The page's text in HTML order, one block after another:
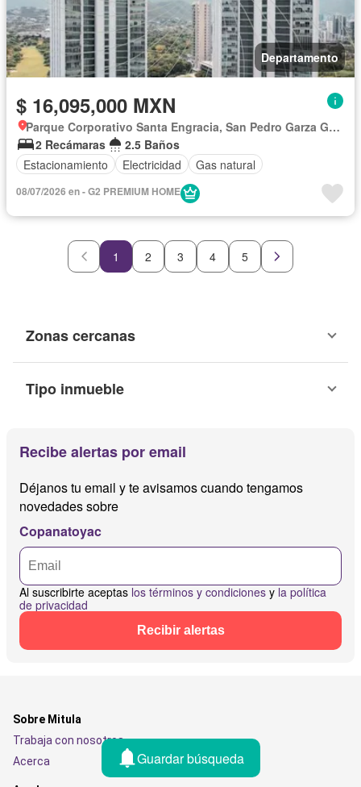
Departamento
$ 16,095,000 MXN
Parque Corporativo Santa Engracia, San Pedro Garza García
2 Recámaras
2.5 Baños
Estacionamiento
Electricidad Gas natural
08/07/2026 en - G2 PREMIUM HOME
1 2 3 4 5
Zonas cercanas
Tipo inmueble
Recibe alertas por email
Déjanos tu email y te avisamos cuando tengamos
novedades sobre
Copanatoyac
Al suscribirte aceptas los términos y condiciones y la política
de privacidad
Recibir alertas
Guardar búsqueda
Sobre Mitula
Trabaja con nosotros
Acerca